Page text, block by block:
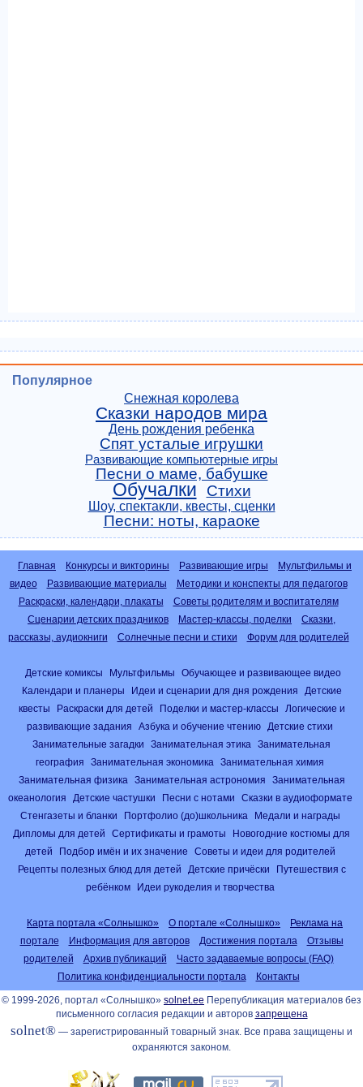
Популярное
Снежная королева
Сказки народов мира
День рождения ребенка
Спят усталые игрушки
Развивающие компьютерные игры
Песни о маме, бабушке
Обучалки Стихи
Шоу, спектакли, квесты, сценки
Песни: ноты, караоке
Главная Конкурсы и викторины Развивающие игры
Мультфильмы и
видео
Развивающие материалы
Методики и конспекты для педагогов
Раскраски, календари, плакаты
Советы родителям и воспитателям
Сценарии детских праздников
Мастер-классы, поделки
Сказки,
рассказы, аудиокниги
Солнечные песни и стихи Форум для родителей
Детские комиксы Мультфильмы
Обучающее и развивающее видео
Календари и планеры
Идеи и сценарии для дня рождения
Детские
квесты
Раскраски для детей Поделки и мастер-классы
Логические и
развивающие задания
Азбука и обучение чтению
Детские стихи
Занимательные загадки
Занимательная этика
Занимательная
география
Занимательная экономика
Занимательная химия
Занимательная физика
Занимательная астрономия
Занимательная
океанология
Детские частушки Песни с нотами
Сказки в аудиоформате
Стенгазеты и бланки
Портфолио (до)школьника
Медали и награды
Дипломы для детей
Сертификаты и грамоты
Новогодние костюмы для
детей
Подбор имён и их значение
Советы и идеи для родителей
Рецепты полезных блюд для детей
Детские причёски
Путешествия с
ребёнком
Идеи рукоделия и творчества
Карта портала «Солнышко» О портале «Солнышко»
Реклама на
портале
Информация для авторов Достижения портала
Отзывы
родителей
Архив публикаций
Часто задаваемые вопросы (FAQ)
Политика конфиденциальности портала
Контакты
© 1999-2026, портал «Солнышко» solnet.ee Перепубликация материалов без
письменного согласия редакции и авторов запрещена
solnet® — зарегистрированный товарный знак. Все права защищены и
охраняются законом.